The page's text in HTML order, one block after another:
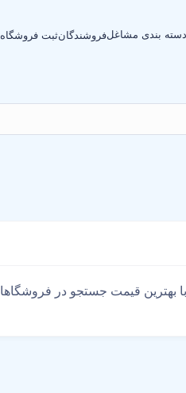
دسته بندی مشاغلفروشندگانثبت فروشگاه